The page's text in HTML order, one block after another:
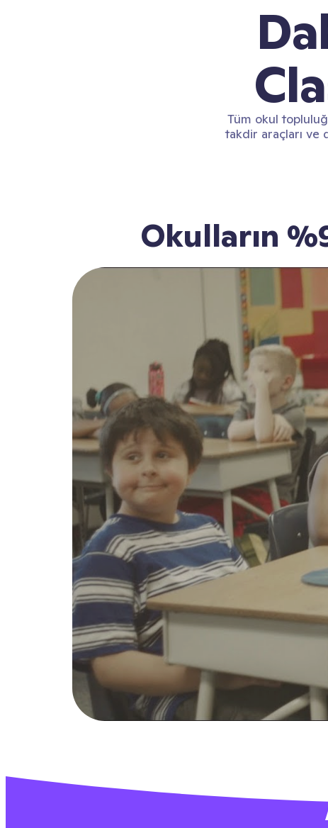
Tüm okul
takdir araçları ve
Okulların